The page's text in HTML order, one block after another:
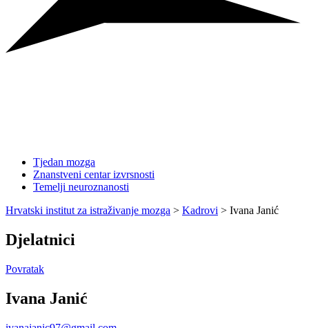
Tjedan mozga
Znanstveni centar izvrsnosti
Temelji neuroznanosti
Hrvatski institut za istraživanje mozga > Kadrovi > Ivana Janić
Djelatnici
Povratak
Ivana Janić